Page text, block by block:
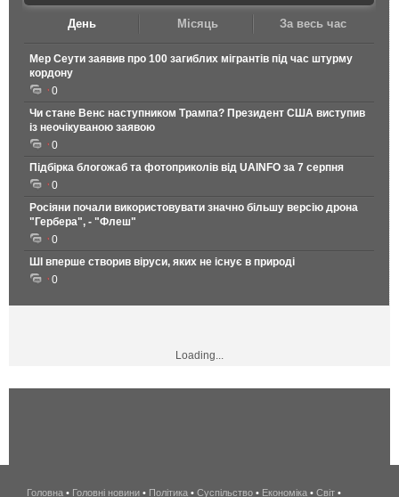
День Місяць За весь час
Мер Сеути заявив про 100 загиблих мігрантів під час штурму
кордону
0
Чи стане Венс наступником Трампа? Президент США виступив
із неочікуваною заявою
0
Підбірка блогожаб та фотоприколів від UAINFO за 7 серпня
0
Росіяни почали використовувати значно більшу версію дрона
"Гербера", - "Флеш"
0
ШІ вперше створив віруси, яких не існує в природі
0
Loading...
беспроводной
Головна • Головні новини • Політика • Суспільство • Економіка • Світ •